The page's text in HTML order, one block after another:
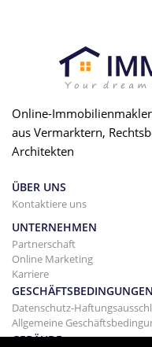
Online-
aus Vermarktern,
Architekten
ÜBER UNS
Kontaktiere uns
UNTERNEHMEN
Partnerschaft
Online Marketing
Karriere
GESCHÄFTSBEDINGUNGEN
Datenschutz-
Allgemeine
GEBÄUDE